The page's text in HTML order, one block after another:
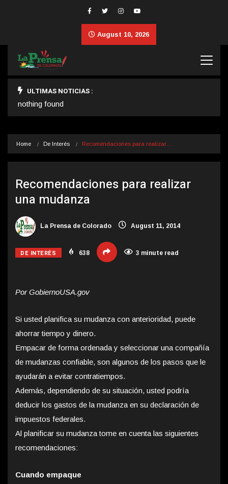
August 10, 2026
ULTIMAS NOTICIAS :
nothing found
Home De Interés Recomendaciones para realizar…
Recomendaciones para realizar
una mudanza
La Prensa de Colorado August 11, 2014
DE INTERÉS 638 3 minute read
Por GobiernoUSA.gov
Si usted planifica su mudanza con anterioridad, puede
ahorrar tiempo y dinero.
Empacar de forma ordenada y seleccionar una compañía
de mudanzas confiable, son algunos de los pasos que le
ayudarán a evitar contratiempos.
Además, dependiendo de su situación, usted podría
deducir los gastos de la mudanza en su declaración de
impuestos federales.
Al planificar su mudanza tome en cuenta las siguientes
recomendaciones:
Cuando empaque